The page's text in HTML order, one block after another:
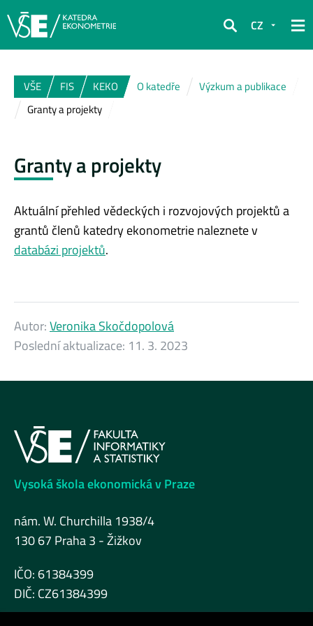
Hledat
CZ
VŠE FIS KEKO O katedře
Výzkum a publikace
Granty a projekty
Granty a projekty
Aktuální přehled vědeckých i rozvojových projektů a
grantů členů katedry ekonometrie naleznete v
databázi projektů.
Autor:Veronika Skočdopolová
Poslední aktualizace: 11. 3. 2023
Vysoká škola ekonomická v Praze
nám. W. Churchilla 1938/4
130 67 Praha 3 - Žižkov
IČO: 61384399
DIČ: CZ61384399